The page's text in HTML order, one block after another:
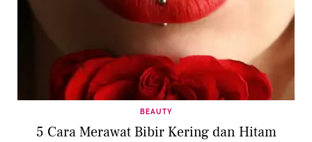
BEAUTY
5 Cara Merawat Bibir Kering dan Hitam